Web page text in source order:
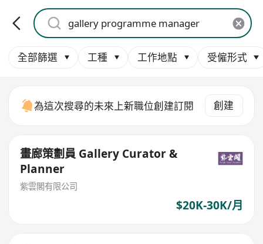
全部篩選 工種 工作地點 受僱形式
為這次搜尋的未來上新職位創建訂閱 創建
畫廊策劃員 Gallery Curator &
Planner
紫雲閣有限公司
$20K-30K/月